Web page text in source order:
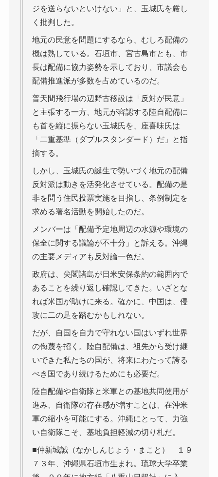
ジを送らないといけない」と、玉城氏を厳し
く批判した。
地元の民意を問題にするなら、むしろ配備の
機は熟している。石垣市、宮古島市とも、市
長は配備に協力姿勢を示しており、市議会も
配備推進派が多数を占めているのだ。
普天間飛行場の辺野古移設は「反対が民意」
と主張する一方、地元が容認する陸自配備に
も首を縦に振らない玉城氏を、座喜味氏は
「二重基準（ダブルスタンダード）だ」と指
摘する。
しかし、玉城氏の誕生で勢いづく地元の配備
反対派は動きを活発化させている。配備の是
非を問う住民投票実施を目指し、条例制定を
求める署名活動を開始したのだ。
メンバーは「配備予定地周辺の水源や環境の
保全に関する議論が不十分」と訴える。沖縄
の主要メディアも反対論一色だ。
政府は、尖閣諸島が日米安保条約の範囲内で
あることを繰り返し確認してきた。いざとな
れば米国が助けに来る。確かに、中国は、侵
攻に二の足を踏むかもしれない。
だが、自国を自力で守れない国はいずれ世界
の侮蔑を招く。陸自配備は、祖先から受け継
いできた私たちの国が、将来にわたって誇る
べき国であり続けるためにも必要だ。
陸自配備や自衛隊と米軍との基地共同使用が
進み、自衛隊の存在感が増すことは、在沖米
軍の縮小を可能にする。沖縄にとって、力強
い自衛隊こそ、基地負担軽減の切り札だ。
■仲新城誠（なかしんじょう・まこと） １９
７３年、沖縄県石垣市生まれ。琉球大学卒業